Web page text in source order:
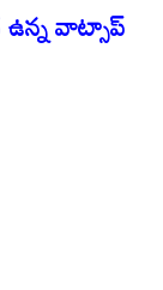
ఉన్న వాట్సాప్